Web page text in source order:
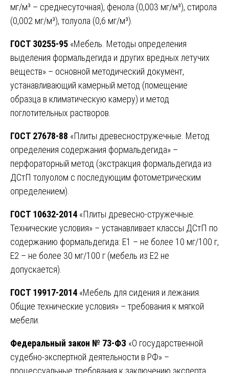
мг/м³ – среднесуточная), фенола (0,003 мг/м³), стирола
(0,002 мг/м³), толуола (0,6 мг/м³).
ГОСТ 30255-95 «Мебель. Методы определения
выделения формальдегида и других вредных летучих
веществ» – основной методический документ,
устанавливающий камерный метод (помещение
образца в климатическую камеру) и метод
поглотительных растворов.
ГОСТ 27678-88 «Плиты древесностружечные. Метод
определения содержания формальдегида» –
перфораторный метод (экстракция формальдегида из
ДСтП толуолом с последующим фотометрическим
определением).
ГОСТ 10632-2014 «Плиты древесно-стружечные.
Технические условия» – устанавливает классы ДСтП по
содержанию формальдегида: E1 – не более 10 мг/100 г,
E2 – не более 30 мг/100 г (мебель из E2 не
допускается).
ГОСТ 19917-2014 «Мебель для сидения и лежания.
Общие технические условия» – требования к мягкой
мебели.
Федеральный закон № 73-ФЗ «О государственной
судебно-экспертной деятельности в РФ» –
процессуальные требования к заключению эксперта.